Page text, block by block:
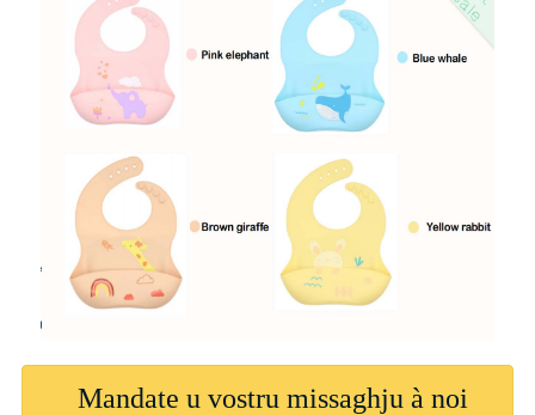
Mandate u vostru missaghju à noi